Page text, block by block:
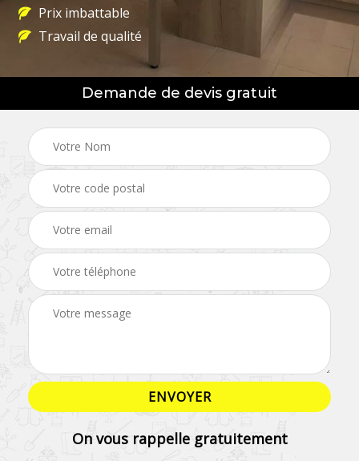
Prix imbattable
Travail de qualité
Demande de devis gratuit
On vous rappelle gratuitement